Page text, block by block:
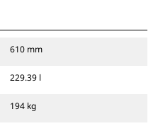
610 mm
229.39 l
194 kg